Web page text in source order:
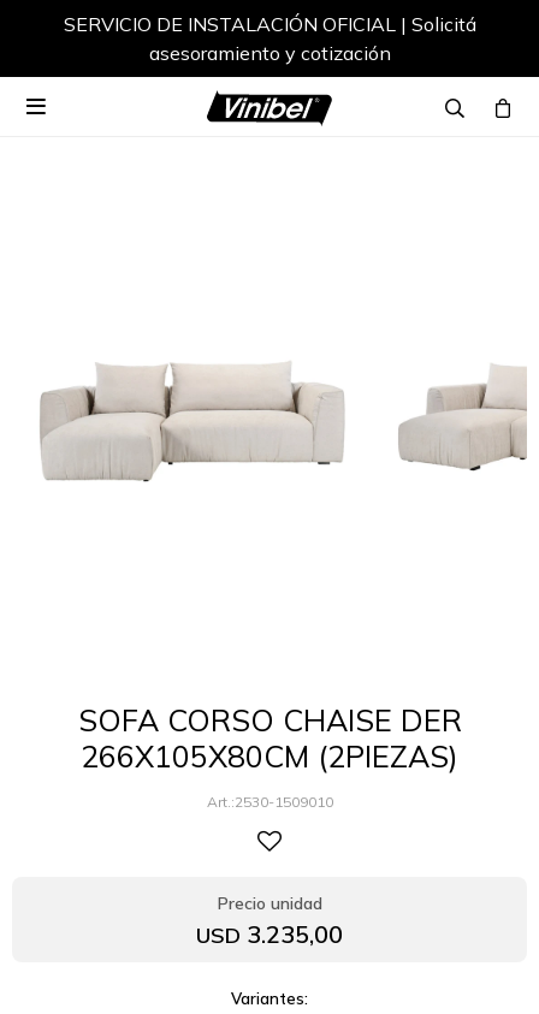
SERVICIO DE INSTALACIÓN OFICIAL | Solicitá
asesoramiento y cotización

SOFA CORSO CHAISE DER
266X105X80CM (2PIEZAS)
2530-1509010
USD 3.235,00
Variantes: